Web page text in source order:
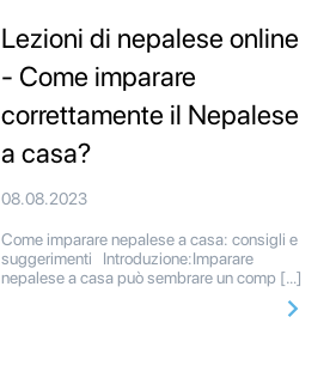
Lezioni di nepalese online
- Come imparare
correttamente il Nepalese
a casa?
08.08.2023
Come imparare nepalese a casa: consigli e
suggerimenti Introduzione:Imparare
nepalese a casa può sembrare un comp […]